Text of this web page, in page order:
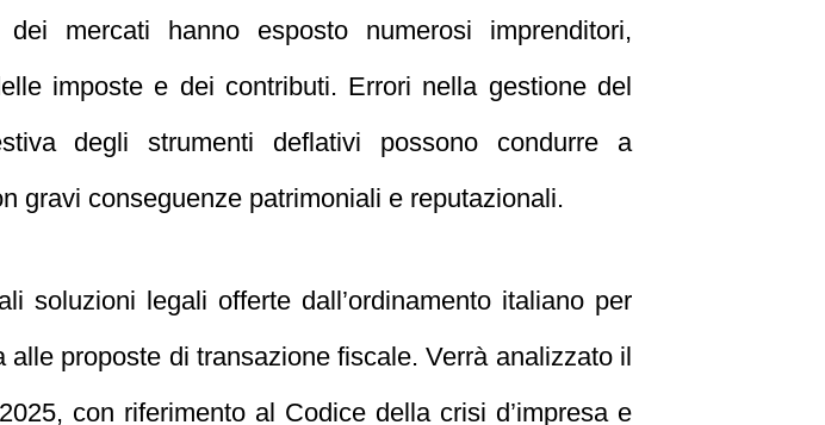
mercati hanno esposto numerosi imprenditori,
imposte e dei contributi. Errori nella gestione del
degli strumenti deflativi possono condurre a
gravi conseguenze patrimoniali e reputazionali.
soluzioni legali offerte dall’ordinamento italiano per
alle proposte di transazione fiscale. Verrà analizzato il
con riferimento al Codice della crisi d’impresa e